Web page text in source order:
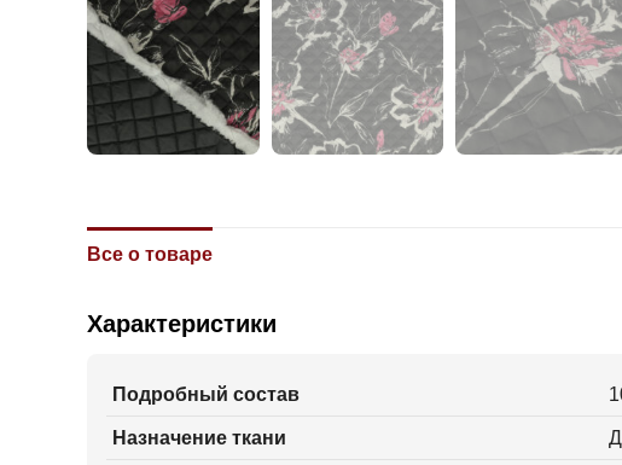
Все о товаре
Характеристики
Подробный состав
Назначение ткани